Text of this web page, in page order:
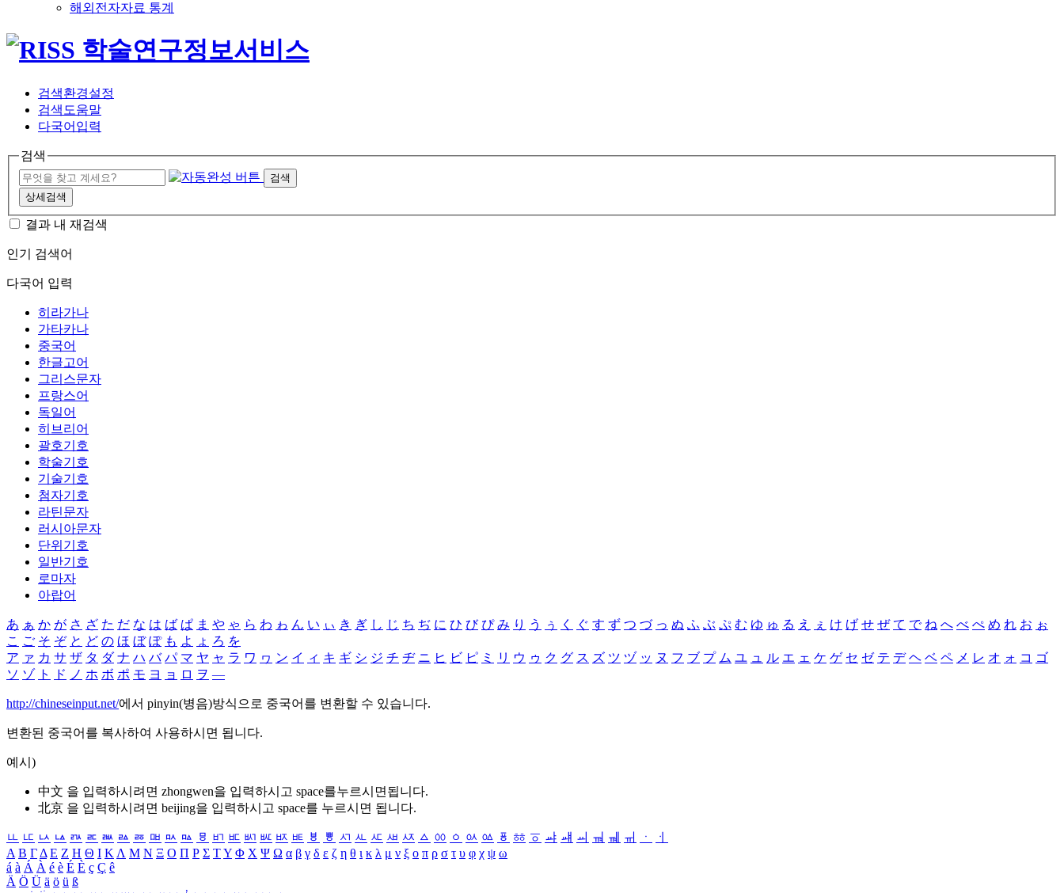
해외전자자료 통계
검색환경설정
검색도움말
다국어입력
검색
검색
상세검색
결과 내 재검색
인기 검색어
다국어 입력
히라가나
가타카나
중국어
한글고어
그리스문자
프랑스어
독일어
히브리어
괄호기호
학술기호
기술기호
첨자기호
라틴문자
러시아문자
단위기호
일반기호
로마자
아랍어
あ ぁ か が さ ざ た だ な は ば ぱ ま や ゃ ら わ ゎ ん い ぃ き ぎ し じ ち ぢ に ひ び ぴ み り う ぅ く ぐ す ず つ づ っ ぬ ふ ぶ ぷ む ゆ ゅ る え ぇ け げ せ ぜ て で ね へ べ ぺ め れ お ぉ
こ ご そ ぞ と ど の ほ ぼ ぽ も よ ょ ろ を
ア ァ カ サ ザ タ ダ ナ ハ バ パ マ ヤ ャ ラ ワ ヮ ン イ ィ キ ギ シ ジ チ ヂ ニ ヒ ビ ピ ミ リ ウ ゥ ク グ ス ズ ツ ヅ ッ ヌ フ ブ プ ム ユ ュ ル エ ェ ケ ゲ セ ゼ テ デ ヘ ベ ペ メ レ オ ォ コ ゴ
ソ ゾ ト ド ノ ホ ボ ポ モ ヨ ョ ロ ヲ ―
http://chineseinput.net/에서 pinyin(병음)방식으로 중국어를 변환할 수 있습니다.
변환된 중국어를 복사하여 사용하시면 됩니다.
예시)
中文 을 입력하시려면 zhongwen을 입력하시고 space를누르시면됩니다.
北京 을 입력하시려면 beijing을 입력하시고 space를 누르시면 됩니다.
ㅥ ㅦ ㅧ ㅨ ㅩ ㅪ ㅫ ㅬ ㅭ ㅮ ㅯ ㅰ ㅱ ㅲ ㅳ ㅴ ㅵ ㅶ ㅷ ㅸ ㅹ ㅺ ㅻ ㅼ ㅽ ㅾ ㅿ ㆀ ㆁ ㆂ ㆃ ㆄ ㆅ ㆆ ㆇ ㆈ ㆉ ㆊ ㆋ ㆌ ㆍ
ㆎ
Α Β ΓΔ Ε Ζ Η Θ Ι ΚΛ Μ Ν Ξ Ο Π Ρ Σ ΤΥ Φ Χ Ψ Ω α β γ δ ε ζ η θ ι κ λ μ ν ξ ο π ρ σ τ υ φ χ ψ ω
á à Á À é è É È ç Ç ê
Ä Ö Ü ä ö ü ß